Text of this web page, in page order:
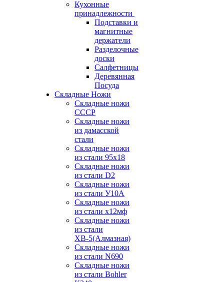
Кухонные
принадлежности
Подставки и
магнитные
держатели
Разделочные
доски
Салфетницы
Деревянная
Посуда
Складные Ножи
Cкладные ножи
СССР
Складные ножи
из дамасской
стали
Складные ножи
из стали 95х18
Складные ножи
из стали D2
Складные ножи
из стали У10А
Складные ножи
из стали х12мф
Складные ножи
из стали
ХВ-5(Алмазная)
Складные ножи
из стали N690
Складные ножи
из стали Bohler